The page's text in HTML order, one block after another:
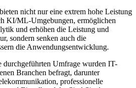
nicht nur eine extrem hohe Leistung
KI/ML-Umgebungen, ermöglichen
und erhöhen die Leistung und
sondern senken auch die
die Anwendungsentwicklung.
durchgeführten Umfrage wurden IT-
Branchen befragt, darunter
professionelle